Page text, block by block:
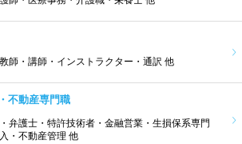
師・講師・インストラクター・通訳 他
不動産専門職
弁護士・特許技術者・金融営業・生損保系専門
・不動産管理 他